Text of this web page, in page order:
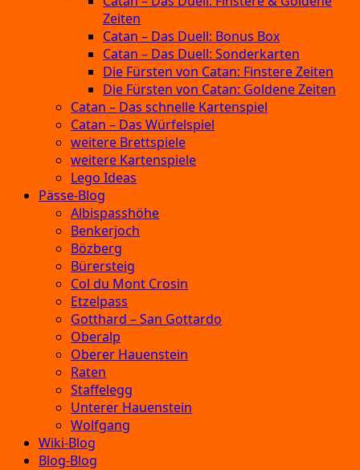
Zeiten
Catan – Das Duell: Bonus Box
Catan – Das Duell: Sonderkarten
Die Fürsten von Catan: Finstere Zeiten
Die Fürsten von Catan: Goldene Zeiten
Catan – Das schnelle Kartenspiel
Catan – Das Würfelspiel
weitere Brettspiele
weitere Kartenspiele
Lego Ideas
Pässe-Blog
Albispasshöhe
Benkerjoch
Bözberg
Bürersteig
Col du Mont Crosin
Etzelpass
Gotthard – San Gottardo
Oberalp
Oberer Hauenstein
Raten
Staffelegg
Unterer Hauenstein
Wolfgang
Wiki-Blog
Blog-Blog